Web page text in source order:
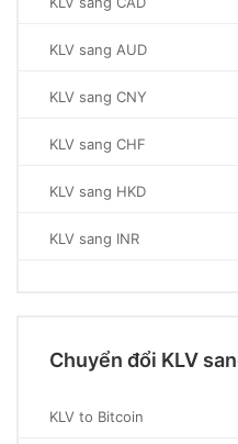
KLV sang AUD
KLV sang CNY
KLV sang CHF
KLV sang HKD
KLV sang INR
Chuyển đổi KLV
KLV to Bitcoin